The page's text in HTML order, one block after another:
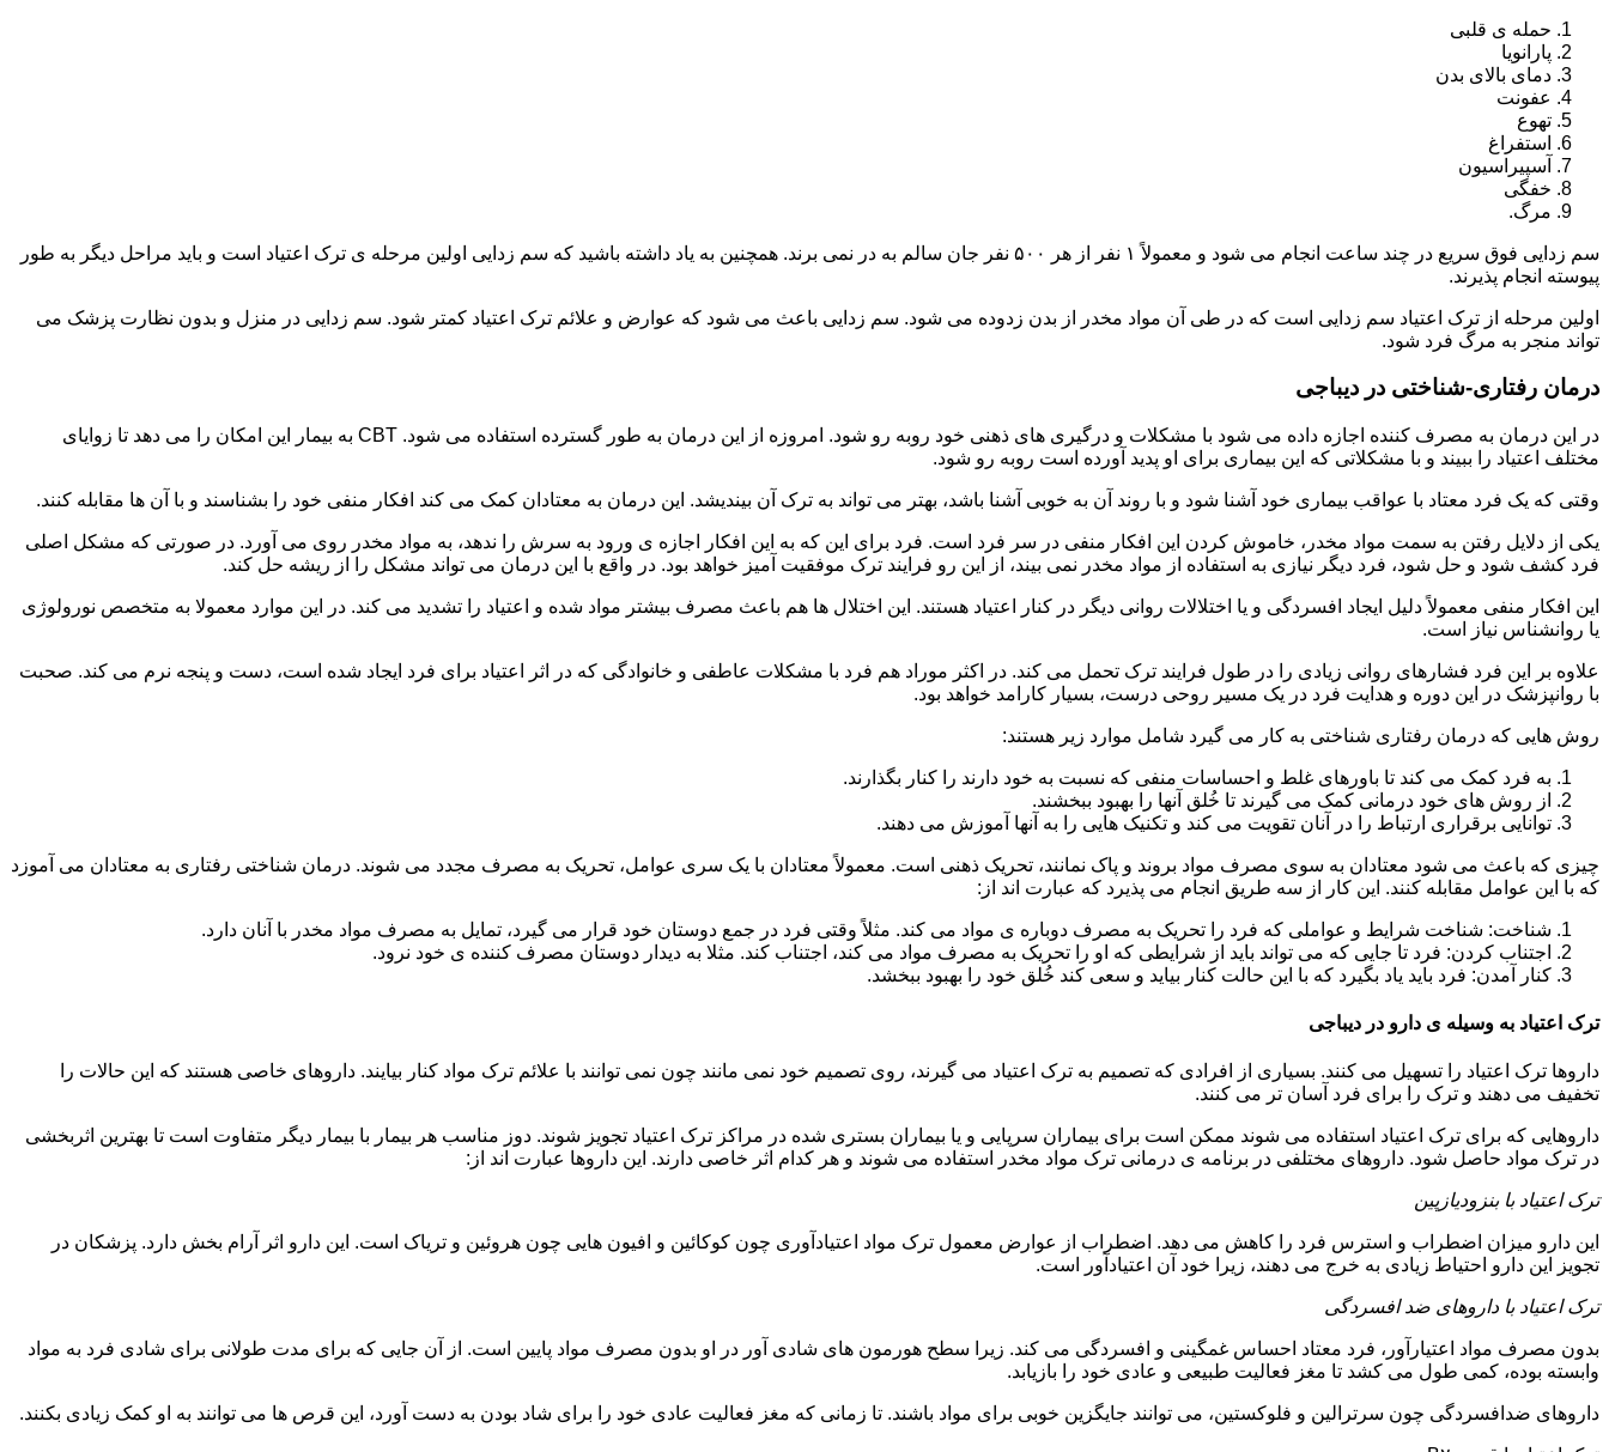
حمله ی قلبی
پارانویا
دمای بالای بدن
عفونت
تهوع
استفراغ
آسپیراسیون
خفگی
مرگ.
سم زدایی فوق سریع در چند ساعت انجام می شود و معمولاً ۱ نفر از هر ۵۰۰ نفر جان سالم به در نمی برند. همچنین به یاد داشته باشید که سم زدایی اولین مرحله ی ترک اعتیاد است و باید مراحل دیگر به طور
پیوسته انجام پذیرند.
اولین مرحله از ترک اعتیاد سم زدایی است که در طی آن مواد مخدر از بدن زدوده می شود. سم زدایی باعث می شود که عوارض و علائم ترک اعتیاد کمتر شود. سم زدایی در منزل و بدون نظارت پزشک می
تواند منجر به مرگ فرد شود.
درمان رفتاری-شناختی در دیباجی
در این درمان به مصرف کننده اجازه داده می شود با مشکلات و درگیری های ذهنی خود روبه رو شود. امروزه از این درمان به طور گسترده استفاده می شود. CBT به بیمار این امکان را می دهد تا زوایای
مختلف اعتیاد را ببیند و با مشکلاتی که این بیماری برای او پدید آورده است روبه رو شود.
وقتی که یک فرد معتاد با عواقب بیماری خود آشنا شود و با روند آن به خوبی آشنا باشد، بهتر می تواند به ترک آن بیندیشد. این درمان به معتادان کمک می کند افکار منفی خود را بشناسند و با آن ها مقابله کنند.
یکی از دلایل رفتن به سمت مواد مخدر، خاموش کردن این افکار منفی در سر فرد است. فرد برای این که به این افکار اجازه ی ورود به سرش را ندهد، به مواد مخدر روی می آورد. در صورتی که مشکل اصلی
فرد کشف شود و حل شود، فرد دیگر نیازی به استفاده از مواد مخدر نمی بیند، از این رو فرایند ترک موفقیت آمیز خواهد بود. در واقع با این درمان می تواند مشکل را از ریشه حل کند.
این افکار منفی معمولاً دلیل ایجاد افسردگی و یا اختلالات روانی دیگر در کنار اعتیاد هستند. این اختلال ها هم باعث مصرف بیشتر مواد شده و اعتیاد را تشدید می کند. در این موارد معمولا به متخصص نورولوژی
یا روانشناس نیاز است.
علاوه بر این فرد فشارهای روانی زیادی را در طول فرایند ترک تحمل می کند. در اکثر موراد هم فرد با مشکلات عاطفی و خانوادگی که در اثر اعتیاد برای فرد ایجاد شده است، دست و پنجه نرم می کند. صحبت
با روانپزشک در این دوره و هدایت فرد در یک مسیر روحی درست، بسیار کارامد خواهد بود.
روش هایی که درمان رفتاری شناختی به کار می گیرد شامل موارد زیر هستند:
به فرد کمک می کند تا باورهای غلط و احساسات منفی که نسبت به خود دارند را کنار بگذارند.
از روش های خود درمانی کمک می گیرند تا خُلق آنها را بهبود ببخشند.
توانایی برقراری ارتباط را در آنان تقویت می کند و تکنیک هایی را به آنها آموزش می دهند.
چیزی که باعث می شود معتادان به سوی مصرف مواد بروند و پاک نمانند، تحریک ذهنی است. معمولاً معتادان با یک سری عوامل، تحریک به مصرف مجدد می شوند. درمان شناختی رفتاری به معتادان می آموزد
که با این عوامل مقابله کنند. این کار از سه طریق انجام می پذیرد که عبارت اند از:
شناخت: شناخت شرایط و عواملی که فرد را تحریک به مصرف دوباره ی مواد می کند. مثلاً وقتی فرد در جمع دوستان خود قرار می گیرد، تمایل به مصرف مواد مخدر با آنان دارد.
اجتناب کردن: فرد تا جایی که می تواند باید از شرایطی که او را تحریک به مصرف مواد می کند، اجتناب کند. مثلا به دیدار دوستان مصرف کننده ی خود نرود.
کنار آمدن: فرد باید یاد بگیرد که با این حالت کنار بیاید و سعی کند خُلق خود را بهبود ببخشد.
ترک اعتیاد به وسیله ی دارو در دیباجی
داروها ترک اعتیاد را تسهیل می کنند. بسیاری از افرادی که تصمیم به ترک اعتیاد می گیرند، روی تصمیم خود نمی مانند چون نمی توانند با علائم ترک مواد کنار بیایند. داروهای خاصی هستند که این حالات را
تخفیف می دهند و ترک را برای فرد آسان تر می کنند.
داروهایی که برای ترک اعتیاد استفاده می شوند ممکن است برای بیماران سرپایی و یا بیماران بستری شده در مراکز ترک اعتیاد تجویز شوند. دوز مناسب هر بیمار با بیمار دیگر متفاوت است تا بهترین اثربخشی
در ترک مواد حاصل شود. داروهای مختلفی در برنامه ی درمانی ترک مواد مخدر استفاده می شوند و هر کدام اثر خاصی دارند. این داروها عبارت اند از:
ترک اعتیاد با بنزودیازپین
این دارو میزان اضطراب و استرس فرد را کاهش می دهد. اضطراب از عوارض معمول ترک مواد اعتیادآوری چون کوکائین و افیون هایی چون هروئین و تریاک است. این دارو اثر آرام بخش دارد. پزشکان در
تجویز این دارو احتیاط زیادی به خرج می دهند، زیرا خود آن اعتیادآور است.
ترک اعتیاد با داروهای ضد افسردگی
بدون مصرف مواد اعتیارآور، فرد معتاد احساس غمگینی و افسردگی می کند. زیرا سطح هورمون های شادی آور در او بدون مصرف مواد پایین است. از آن جایی که برای مدت طولانی برای شادی فرد به مواد
وابسته بوده، کمی طول می کشد تا مغز فعالیت طبیعی و عادی خود را بازیابد.
داروهای ضدافسردگی چون سرترالین و فلوکستین، می توانند جایگزین خوبی برای مواد باشند. تا زمانی که مغز فعالیت عادی خود را برای شاد بودن به دست آورد، این قرص ها می توانند به او کمک زیادی بکنند.